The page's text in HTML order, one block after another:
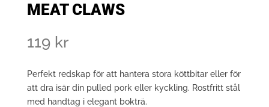
MEAT CLAWS
119 kr
Perfekt redskap för att hantera stora köttbitar eller för
att dra isär din pulled pork eller kyckling. Rostfritt stål
med handtag i elegant bokträ.